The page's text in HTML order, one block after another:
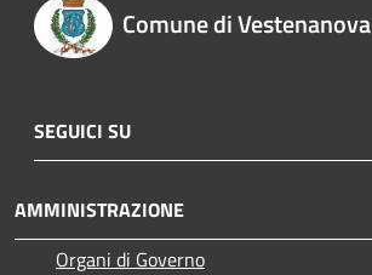
Comune di Vestenanova
SEGUICI SU
AMMINISTRAZIONE
Organi di Governo